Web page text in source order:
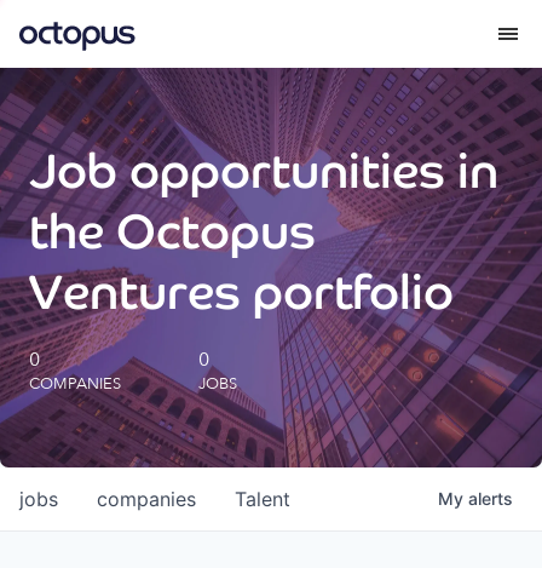
What we do
How we do it
Our impact
Future Generations Reports
Octopus Giving
Careers
Job opportunities in
the Octopus
Ventures portfolio
0
COMPANIES
0
JOBS
jobs companies Talent My alerts